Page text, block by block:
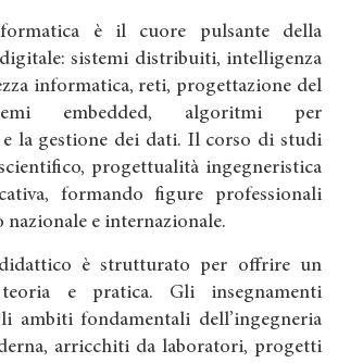
è il cuore pulsante della
sistemi distribuiti, intelligenza
informatica, reti, progettazione del
embedded, algoritmi per
e la gestione dei dati. Il corso di studi
progettualità ingegneristica
formando figure professionali
nazionale e internazionale.
è strutturato per offrire un
e pratica. Gli insegnamenti
ambiti fondamentali dell’ingegneria
arricchiti da laboratori, progetti